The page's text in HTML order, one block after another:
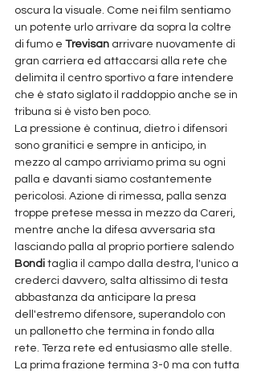
oscura la visuale. Come nei film sentiamo
un potente urlo arrivare da sopra la coltre
di fumo e Trevisan arrivare nuovamente di
gran carriera ed attaccarsi alla rete che
delimita il centro sportivo a fare intendere
che è stato siglato il raddoppio anche se in
tribuna si è visto ben poco.
La pressione è continua, dietro i difensori
sono granitici e sempre in anticipo, in
mezzo al campo arriviamo prima su ogni
palla e davanti siamo costantemente
pericolosi. Azione di rimessa, palla senza
troppe pretese messa in mezzo da Careri,
mentre anche la difesa avversaria sta
lasciando palla al proprio portiere salendo
Bondi taglia il campo dalla destra, l'unico a
crederci davvero, salta altissimo di testa
abbastanza da anticipare la presa
dell'estremo difensore, superandolo con
un pallonetto che termina in fondo alla
rete. Terza rete ed entusiasmo alle stelle.
La prima frazione termina 3-0 ma con tutta